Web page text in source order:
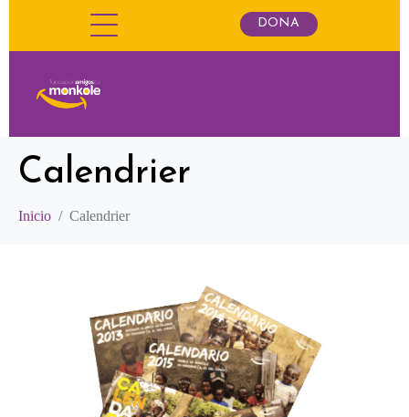
DONA
Calendrier
Inicio Calendrier